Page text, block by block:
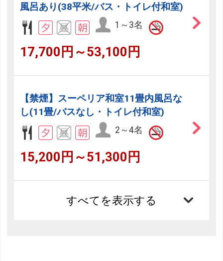
風呂あり(38平米/バス・トイレ付和室)
1～3名
17,700円～53,100円
【禁煙】スーペリア和室11畳内風呂な
し(11畳/バスなし・トイレ付和室)
2～4名
15,200円～51,300円
すべてを表示する